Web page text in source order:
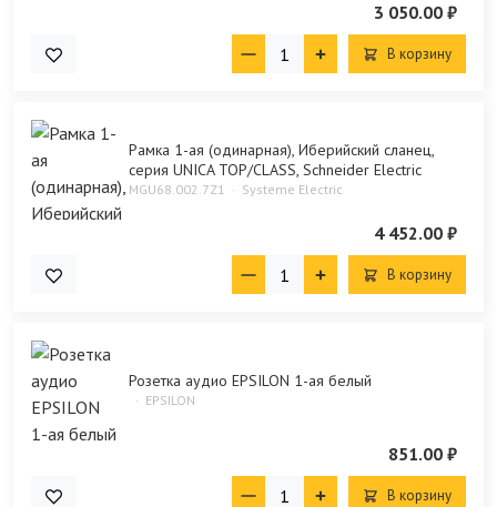
3 050.00 ₽
В корзину
Рамка 1-ая (одинарная), Иберийский сланец,
серия UNICA TOP/CLASS, Schneider Electric
MGU68.002.7Z1 Systeme Electric
4 452.00 ₽
В корзину
Розетка аудио EPSILON 1-ая белый
EPSILON
851.00 ₽
В корзину